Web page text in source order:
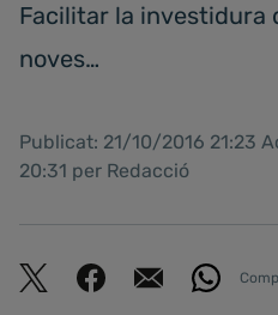
Facilitar la investidura
noves…
Publicat: 21/10/2016 21:23
20:31 per Redacció